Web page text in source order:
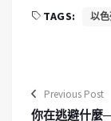
TAGS: 以色
Previous Post
你在逃避什麼